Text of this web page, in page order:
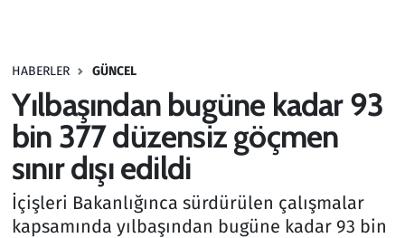
HABERLER GÜNCEL
Yılbaşından bugüne kadar 93
bin 377 düzensiz göçmen
sınır dışı edildi
İçişleri Bakanlığınca sürdürülen çalışmalar
kapsamında yılbaşından bugüne kadar 93 bin
Haber
Kültür Sanat
Kurumsal Haberler
Lezzet Durağı